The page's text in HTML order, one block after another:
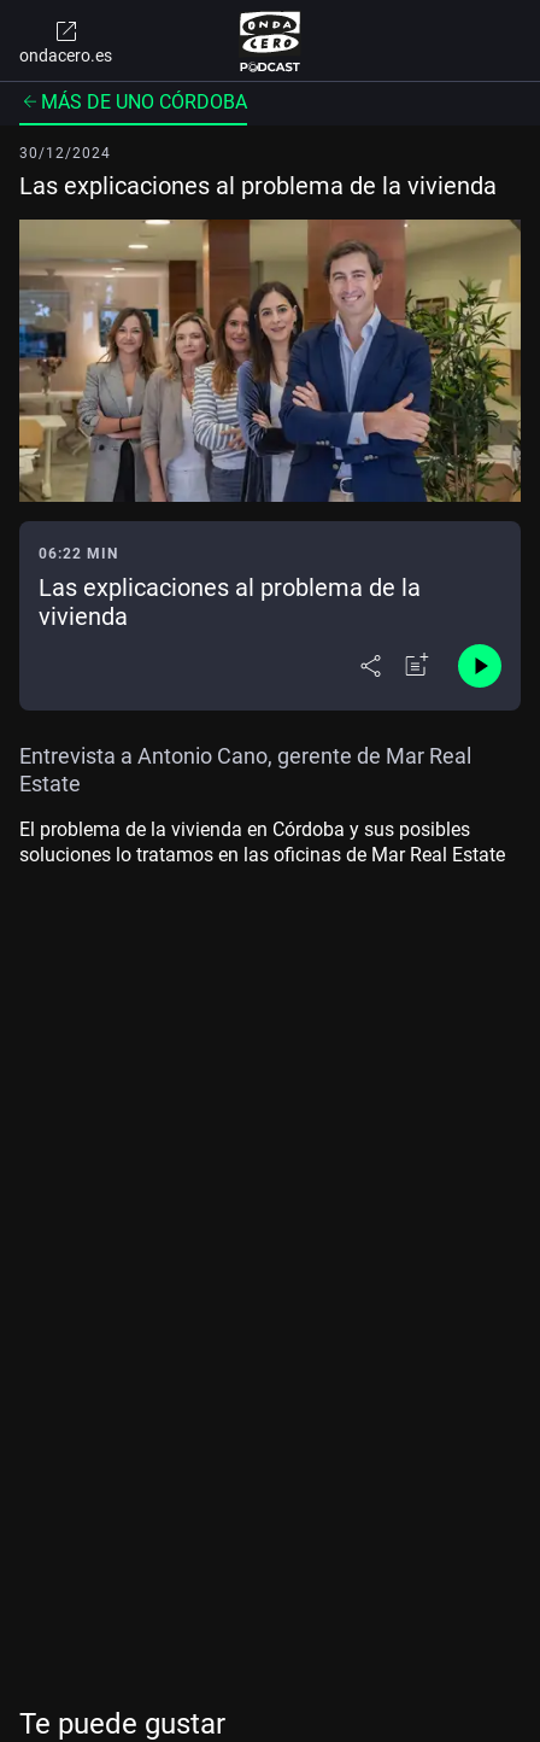
ondacero.es
MÁS DE UNO CÓRDOBA
30/12/2024
Las explicaciones al problema de la vivienda
06:22 MIN
Las explicaciones al problema de la
vivienda
Entrevista a Antonio Cano, gerente de Mar Real
Estate
El problema de la vivienda en Córdoba y sus posibles
soluciones lo tratamos en las oficinas de Mar Real Estate
Te puede gustar